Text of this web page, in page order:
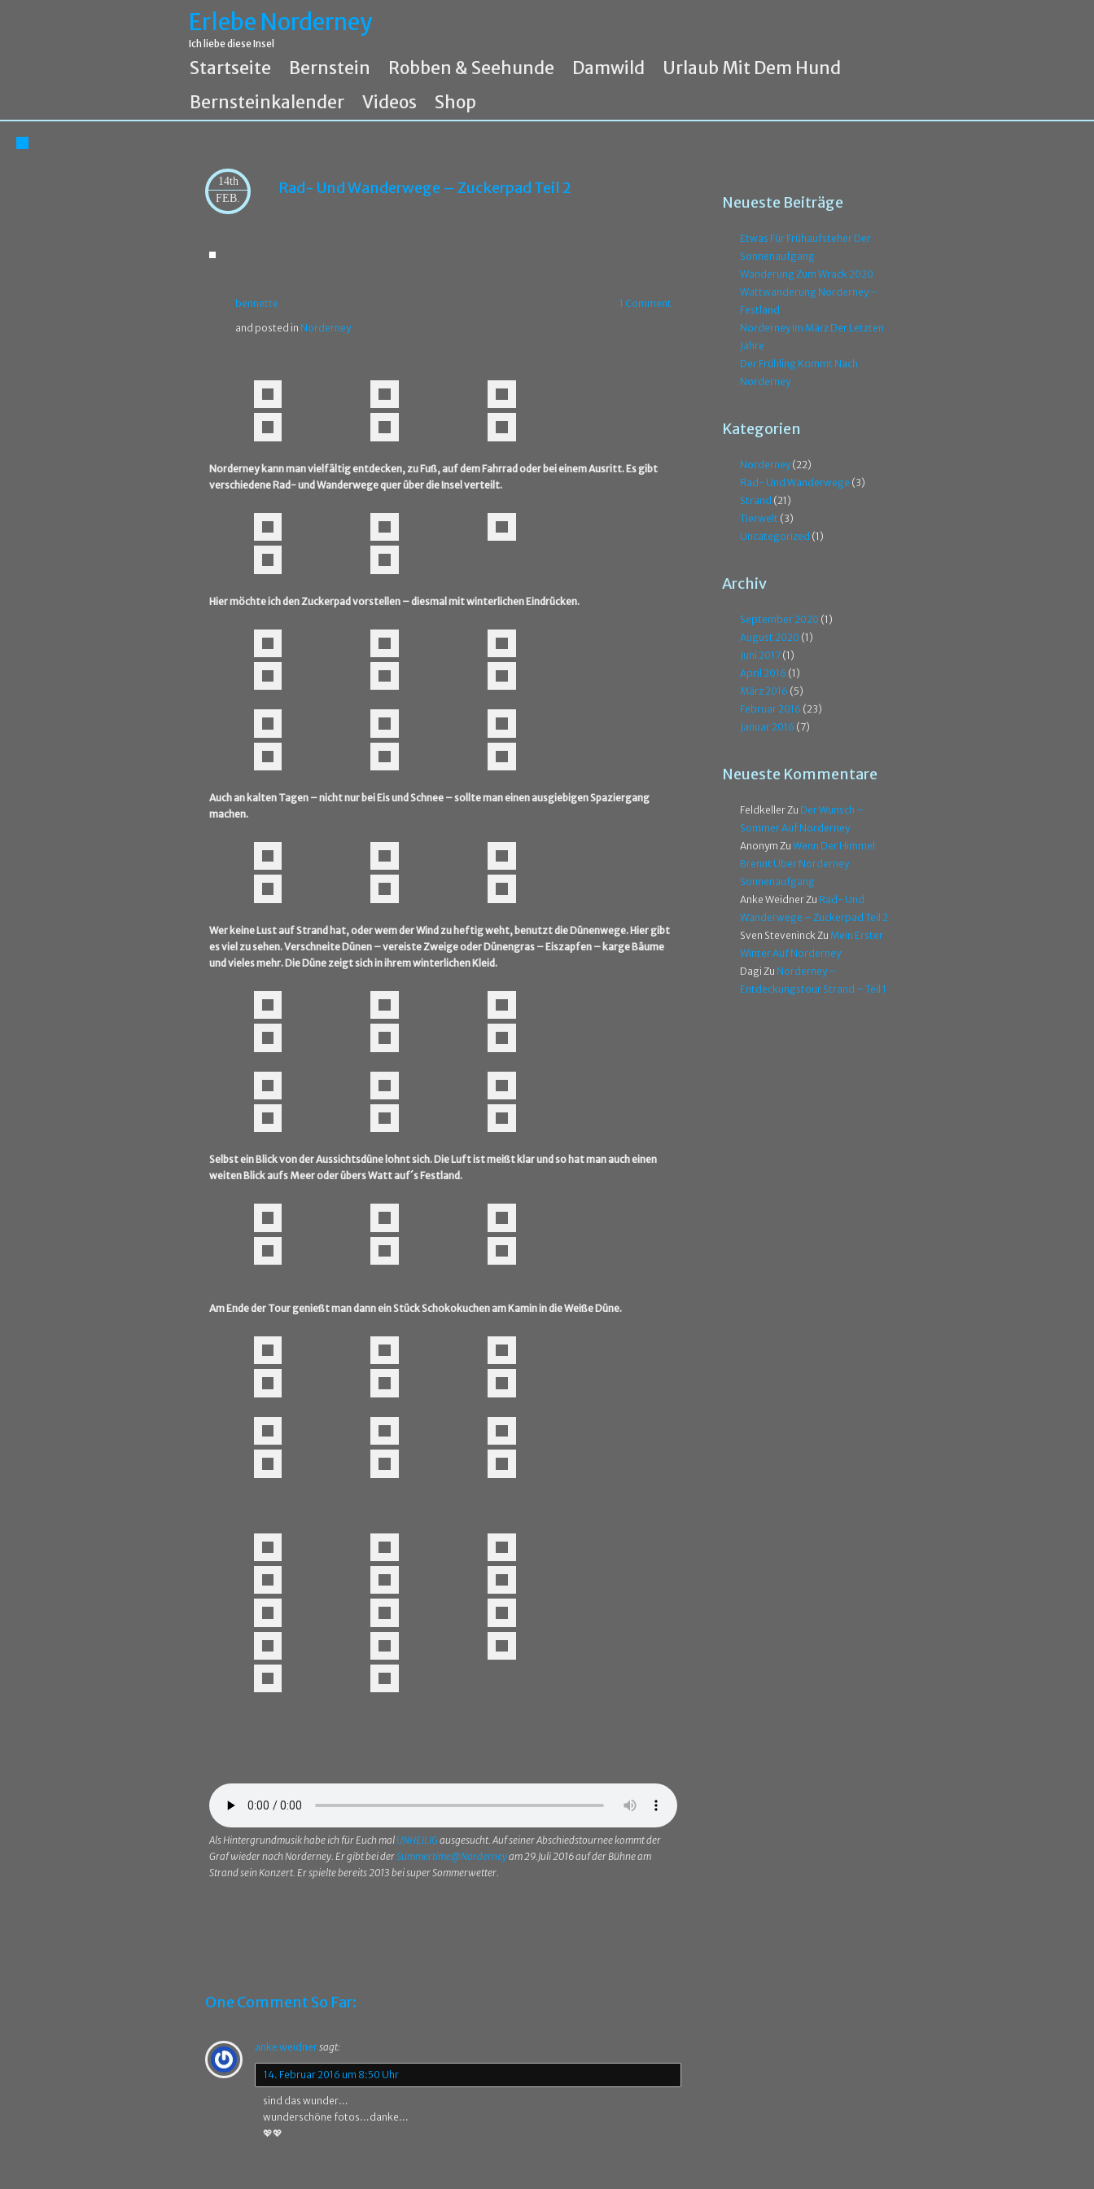
Erlebe Norderney
Ich liebe diese Insel
Startseite Bernstein Robben & Seehunde Damwild
Urlaub Mit Dem Hund
Bernsteinkalender
Videos Shop
14th
FEB.
Rad- Und Wanderwege – Zuckerpad Teil 2
bennette
1 Comment
and posted in Norderney
Norderney kann man vielfältig entdecken, zu Fuß, auf dem Fahrrad oder bei einem Ausritt. Es gibt
verschiedene Rad- und Wanderwege quer über die Insel verteilt.
Hier möchte ich den Zuckerpad vorstellen – diesmal mit winterlichen Eindrücken.
Auch an kalten Tagen – nicht nur bei Eis und Schnee – sollte man einen ausgiebigen Spaziergang
machen.
Wer keine Lust auf Strand hat, oder wem der Wind zu heftig weht, benutzt die Dünenwege. Hier gibt
es viel zu sehen. Verschneite Dünen – vereiste Zweige oder Dünengras – Eiszapfen – karge Bäume
und vieles mehr. Die Düne zeigt sich in ihrem winterlichen Kleid.
Selbst ein Blick von der Aussichtsdüne lohnt sich. Die Luft ist meißt klar und so hat man auch einen
weiten Blick aufs Meer oder übers Watt auf´s Festland.
Am Ende der Tour genießt man dann ein Stück Schokokuchen am Kamin in die Weiße Düne.
Als Hintergrundmusik habe ich für Euch mal UNHEILIG ausgesucht. Auf seiner Abschiedstournee kommt der
Graf wieder nach Norderney. Er gibt bei derSummertime@Norderneyam 29.Juli 2016 auf der Bühne am
Strand sein Konzert. Er spielte bereits 2013 bei super Sommerwetter.
One Comment So Far:
anke weidnersagt:
14. Februar 2016 um 8:50 Uhr
sind das wunder…
wunderschöne fotos…danke…
💖💖
Neueste Beiträge
Etwas Für Frühaufsteher Der
Sonnenaufgang
Wanderung Zum Wrack 2020
Wattwanderung Norderney –
Festland
Norderney Im März Der Letzten
Jahre
Der Frühling Kommt Nach
Norderney
Kategorien
Norderney(22)
Rad- Und Wanderwege (3)
Strand (21)
Tierwelt (3)
Uncategorized (1)
Archiv
September 2020 (1)
August 2020 (1)
Juni 2017 (1)
April 2016 (1)
März 2016 (5)
Februar 2016 (23)
Januar 2016 (7)
Neueste Kommentare
FeldkellerZu Der Wunsch –
Sommer Auf Norderney
Anonym Zu Wenn Der Himmel
Brennt Über Norderney
Sonnenaufgang
Anke WeidnerZu Rad- Und
Wanderwege – Zuckerpad Teil 2
Sven SteveninckZu Mein Erster
Winter Auf Norderney
Dagi Zu Norderney –
Entdeckungstour Strand – Teil 1